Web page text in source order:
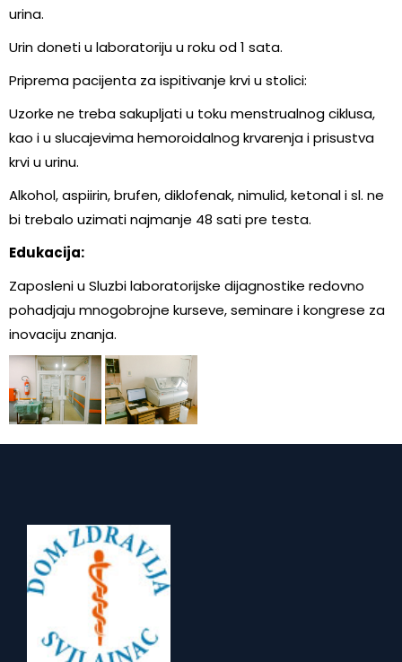
urina.
Urin doneti u laboratoriju u roku od 1 sata.
Priprema pacijenta za ispitivanje krvi u stolici:
Uzorke ne treba sakupljati u toku menstrualnog ciklusa,
kao i u slucajevima hemoroidalnog krvarenja i prisustva
krvi u urinu.
Alkohol, aspiirin, brufen, diklofenak, nimulid, ketonal i sl. ne
bi trebalo uzimati najmanje 48 sati pre testa.
Edukacija:
Zaposleni u Sluzbi laboratorijske dijagnostike redovno
pohadjaju mnogobrojne kurseve, seminare i kongrese za
inovaciju znanja.